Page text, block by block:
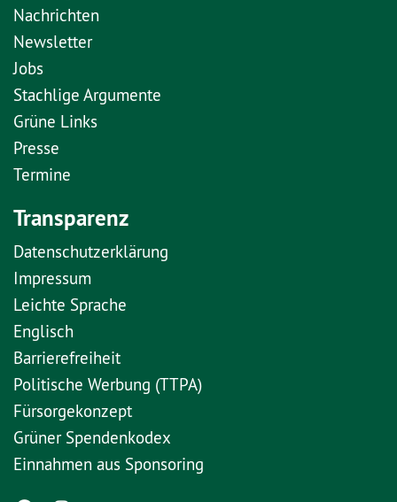
Nachrichten
Newsletter
Jobs
Stachlige Argumente
Grüne Links
Presse
Termine
Transparenz
Datenschutzerklärung
Impressum
Leichte Sprache
Englisch
Barrierefreiheit
Politische Werbung (TTPA)
Fürsorgekonzept
Grüner Spendenkodex
Einnahmen aus Sponsoring